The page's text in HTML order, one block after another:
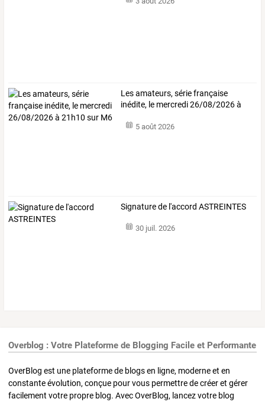
Lesamateurs, sériefrançaise
inédite, le mercredi26/08/2026à
5 août 2026
Signature de l'accord ASTREINTES
30 juil. 2026
Overblog : Votre Plateforme de Blogging Facile et Performante
OverBlog est une plateforme de blogs en ligne, moderne et en
constante évolution, conçue pour vous permettre de créer et gérer
facilement votre propre blog. Avec OverBlog, lancez votre blog